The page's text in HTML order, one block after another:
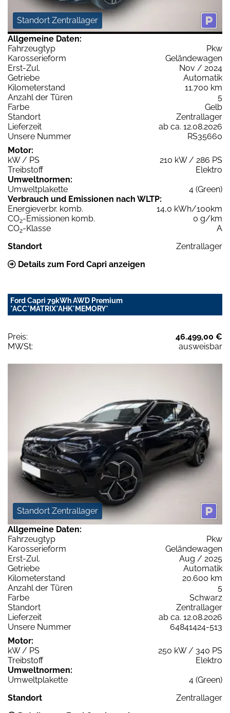
Standort Zentrallager
Allgemeine Daten:
Fahrzeugtyp
Pkw
Karosserieform
Geländewagen
Erst-Zul.
Nov / 2024
Getriebe
Automatik
Kilometerstand
11.700 km
Anzahl der Türen
5
Farbe
Gelb
Standort
Zentrallager
Lieferzeit
ab ca. 12.08.2026
Unsere Nummer
RS35660
Motor:
kW / PS
210 kW / 286 PS
Treibstoff
Elektro
Umweltnormen:
Umweltplakette
4 (Green)
Verbrauch und Emissionen nach WLTP:
Energieverbr. komb.
14,0 kWh/100km
CO2-Emissionen komb.
0 g/km
CO2-Klasse
A
Standort
Zentrallager
Details zum Ford Capri anzeigen
Ford Capri 79kWh AWD Premium
*ACC*MATRIX*AHK*MEMORY*
Preis:
46.499,00 €
MWSt:
ausweisbar
Standort Zentrallager
Allgemeine Daten:
Fahrzeugtyp
Pkw
Karosserieform
Geländewagen
Erst-Zul.
Aug / 2025
Getriebe
Automatik
Kilometerstand
20.600 km
Anzahl der Türen
5
Farbe
Schwarz
Standort
Zentrallager
Lieferzeit
ab ca. 12.08.2026
Unsere Nummer
64841424-513
Motor:
kW / PS
250 kW / 340 PS
Treibstoff
Elektro
Umweltnormen:
Umweltplakette
4 (Green)
Standort
Zentrallager